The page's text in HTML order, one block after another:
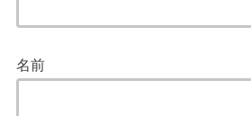
名前